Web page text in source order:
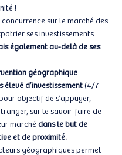
!
sur le marché des
ses investissements
également au-delà de ses
géographique
élevé d’investissement(4/7
objectif de s’appuyer,
sur le savoir-faire de
marchédans le but de
et de proximité.
géographiques permet